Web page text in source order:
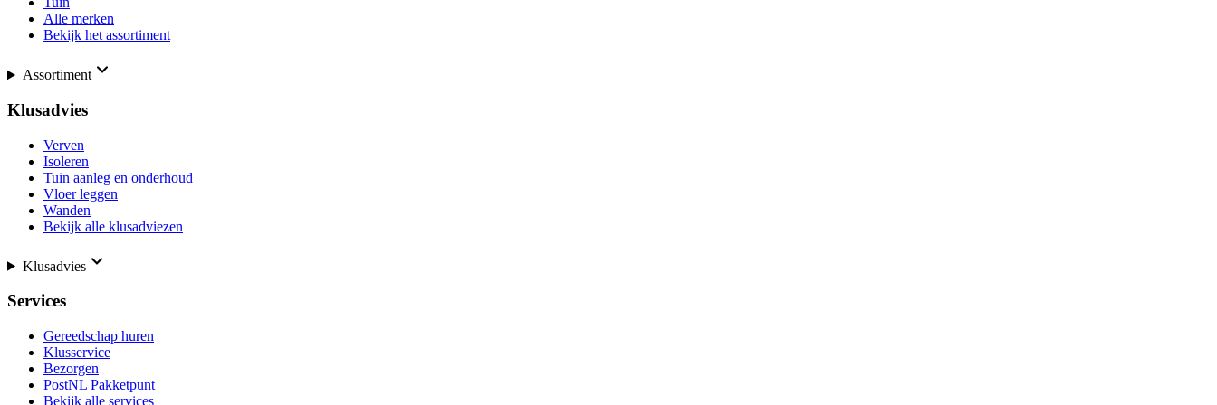
Alle merken
Bekijk het assortiment
Assortiment
Klusadvies
Verven
Isoleren
Tuin aanleg en onderhoud
Vloer leggen
Wanden
Bekijk alle klusadviezen
Klusadvies
Services
Gereedschap huren
Klusservice
Bezorgen
PostNL Pakketpunt
Bekijk alle services